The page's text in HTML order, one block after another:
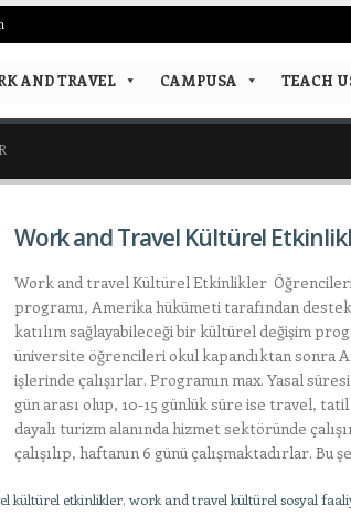
AND TRAVEL CAMPUSA TEACH
Work and Travel Kültürel
Work and travel Kültürel Etkinlikler
programı, Amerika hükümeti tarafından
katılım sağlayabileceği bir kültürel değişim
üniversite öğrencileri okul kapandıktan sonra
işlerinde çalışırlar. Programın max. Yasal
gün arası olup, 10-15 günlük süre ise travel,
dayalı turizm alanında hizmet sektöründe
çalışılıp, haftanın 6 günü çalışmaktadırlar. Bu
kültürel etkinlikler,work and travel kültürel sosyal